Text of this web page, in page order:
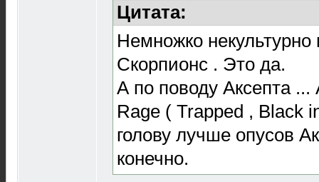
Цитата:
Немножко
Скорпионс . Это да.
А по поводу Аксепта
Rage ( Trapped , Black
голову лучше опусов
конечно.